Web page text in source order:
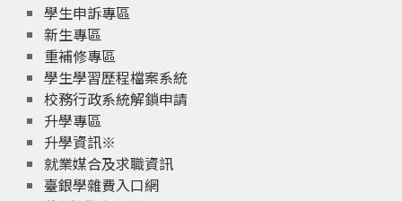
學生申訴專區
新生專區
重補修專區
學生學習歷程檔案系統
校務行政系統解鎖申請
升學專區
升學資訊※
就業媒合及求職資訊
臺銀學雜費入口網